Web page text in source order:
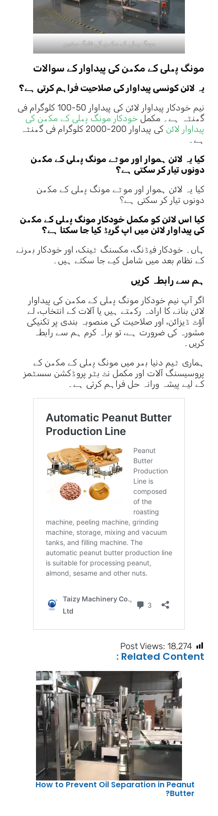
مونگ پھلی کے مکھن کی فلنگ مشین
مونگ پھلی کے مکھن کی پیداوار کے سوالات
یہ لائن کونسی پیداوار کی صلاحیت فراہم کرتی ہے؟
نیم خودکار پیداوار لائن کی پیداوار 50-100 کلوگرام فی
گھنٹہ ہے۔ مکمل خودکار مونگ پھلی کے مکھن کی
پیداوار لائن
کی پیداوار 200-2000 کلوگرام فی گھنٹہ
ہے۔
کیا یہ لائن ہموار اور موٹے مونگ پھلی کے مکھن
دونوں تیار کر سکتی ہے؟
کیا یہ لائن ہموار اور موٹے مونگ پھلی کے مکھن
دونوں تیار کر سکتی ہے؟
کیا اس لائن کو مکمل خودکار مونگ پھلی کے مکھن
کی پیداوار لائن میں اپ گریڈ کیا جا سکتا ہے؟
ہاں۔ خودکار فیڈنگ، مکسنگ ٹینک، اور خودکار بھرنے
کے نظام بعد میں شامل کیے جا سکتے ہیں۔
ہم سے رابطہ کریں
اگر آپ نیم خودکار مونگ پھلی کے مکھن کی پیداوار
لائن بنانے کا ارادہ رکھتے ہیں یا آلات کے انتخاب، لے
آؤٹ ڈیزائن، اور صلاحیت کی منصوبہ بندی پر تکنیکی
مشورہ کی ضرورت ہے، تو براہ کرم ہم سے رابطہ
کریں۔
ہماری ٹیم دنیا بھر میں مونگ پھلی کے مکھن کے
پروسیسنگ آلات اور مکمل نٹ بٹر پروڈکشن سسٹمز
کے لیے پیشہ ورانہ حل فراہم کرتی ہے۔
Post Views: 18,274
Related Content :
How to Prevent Oil Separation in Peanut
Butter?